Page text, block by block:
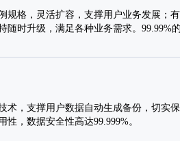
规格，灵活扩容，支撑用户业务发展；
随时升级，满足各种业务需求。99.99%
术，支撑用户数据自动生成备份，切实
性，数据安全性高达99.999%。